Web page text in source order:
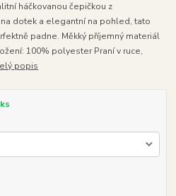
háčkovanou čepičkou z
dotek a elegantní na pohled, tato
padne. Měkký příjemný materiál
100% polyester Praní v ruce,
popis